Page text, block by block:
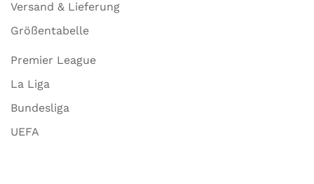
Versand & Lieferung
Größentabelle
Premier League
La Liga
Bundesliga
UEFA